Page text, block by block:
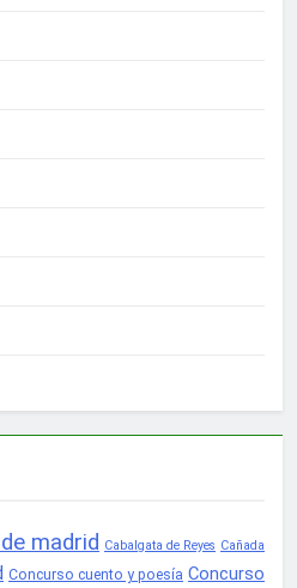
madrid Cabalgata de Reyes Cañada
Concurso cuento y poesía Concurso